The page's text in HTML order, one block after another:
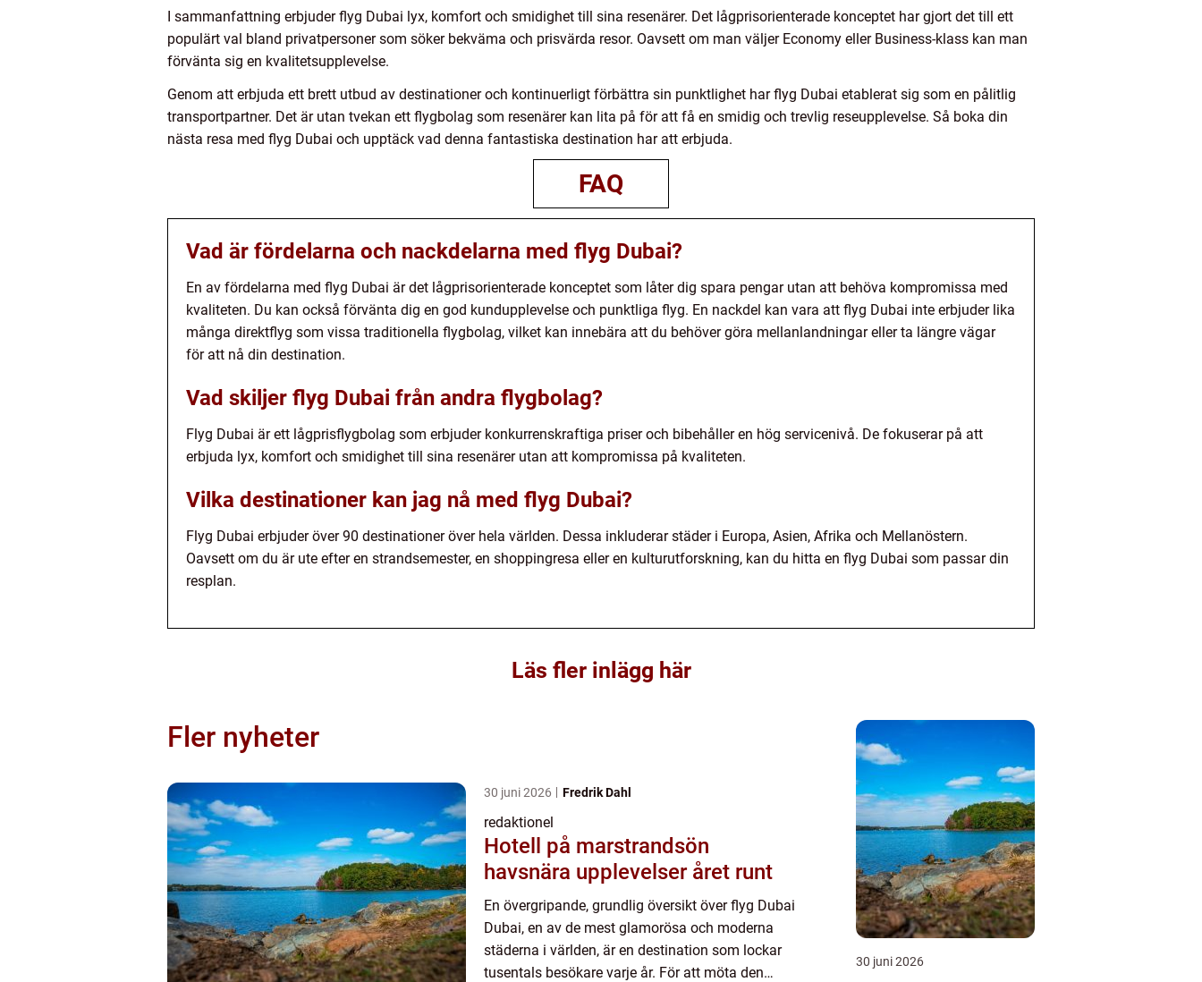
I sammanfattning erbjuder flyg Dubai lyx, komfort och smidighet till sina resenärer. Det lågprisorienterade konceptet har gjort det till ett
populärt val bland privatpersoner som söker bekväma och prisvärda resor. Oavsett om man väljer Economy eller Business-klass kan man
förvänta sig en kvalitetsupplevelse.
Genom att erbjuda ett brett utbud av destinationer och kontinuerligt förbättra sin punktlighet har flyg Dubai etablerat sig som en pålitlig
transportpartner. Det är utan tvekan ett flygbolag som resenärer kan lita på för att få en smidig och trevlig reseupplevelse. Så boka din
nästa resa med flyg Dubai och upptäck vad denna fantastiska destination har att erbjuda.
FAQ
Vad är fördelarna och nackdelarna med flyg Dubai?
En av fördelarna med flyg Dubai är det lågprisorienterade konceptet som låter dig spara pengar utan att behöva kompromissa med
kvaliteten. Du kan också förvänta dig en god kundupplevelse och punktliga flyg. En nackdel kan vara att flyg Dubai inte erbjuder lika
många direktflyg som vissa traditionella flygbolag, vilket kan innebära att du behöver göra mellanlandningar eller ta längre vägar
för att nå din destination.
Vad skiljer flyg Dubai från andra flygbolag?
Flyg Dubai är ett lågprisflygbolag som erbjuder konkurrenskraftiga priser och bibehåller en hög servicenivå. De fokuserar på att
erbjuda lyx, komfort och smidighet till sina resenärer utan att kompromissa på kvaliteten.
Vilka destinationer kan jag nå med flyg Dubai?
Flyg Dubai erbjuder över 90 destinationer över hela världen. Dessa inkluderar städer i Europa, Asien, Afrika och Mellanöstern.
Oavsett om du är ute efter en strandsemester, en shoppingresa eller en kulturutforskning, kan du hitta en flyg Dubai som passar din
resplan.
Läs fler inlägg här
Fler nyheter
30 juni 2026 Fredrik Dahl
redaktionel
Hotell på marstrandsön
havsnära upplevelser året runt
En övergripande, grundlig översikt över flyg Dubai
Dubai, en av de mest glamorösa och moderna
städerna i världen, är en destination som lockar
tusentals besökare varje år. För att möta den
30 juni 2026